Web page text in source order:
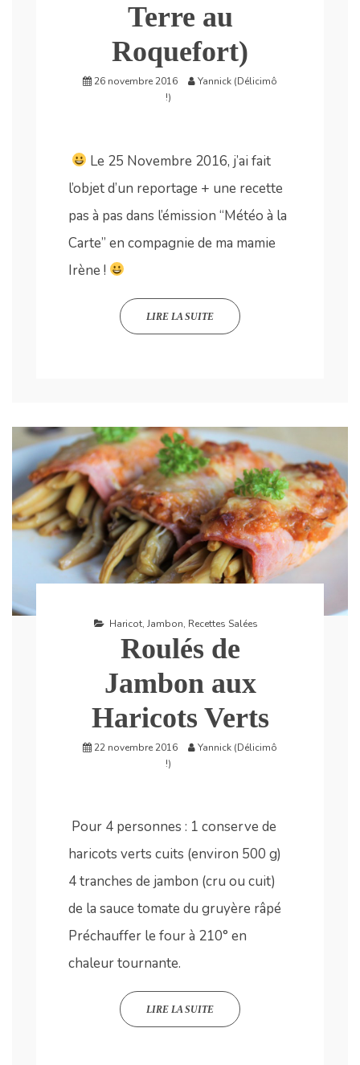
Terre au
Roquefort)
26 novembre 2016
Yannick (Délicimô
!)
Le 25 Novembre 2016, j’ai fait
l’objet d’un reportage + une recette
pas à pas dans l’émission “Météo à la
Carte” en compagnie de ma mamie
Irène !
LIRE LA SUITE
Haricot, Jambon, Recettes Salées
Roulés de
Jambon aux
Haricots Verts
22 novembre 2016
Yannick (Délicimô
!)
Pour 4 personnes : 1 conserve de
haricots verts cuits (environ 500 g)
4 tranches de jambon (cru ou cuit)
de la sauce tomate du gruyère râpé
Préchauffer le four à 210° en
chaleur tournante.
LIRE LA SUITE